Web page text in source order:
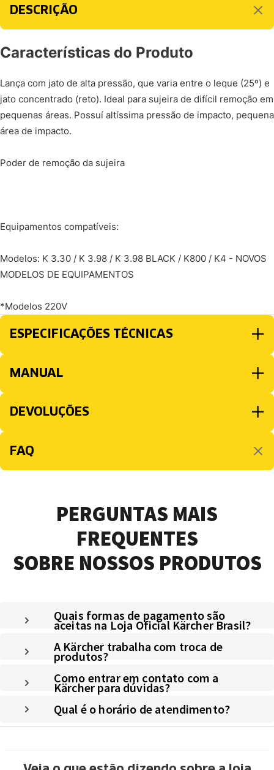
DESCRIÇÃO
Características do Produto
Lança com jato de alta pressão, que varia entre o leque (25º) e
jato concentrado (reto). Ideal para sujeira de difícil remoção em
pequenas áreas. Possuí altíssima pressão de impacto, pequena
área de impacto.
Poder de remoção da sujeira
Equipamentos compatíveis:
Modelos: K 3.30 / K 3.98 / K 3.98 BLACK / K800 / K4 - NOVOS
MODELOS DE EQUIPAMENTOS
*Modelos 220V
ESPECIFICAÇÕES TÉCNICAS
MANUAL
DEVOLUÇÕES
FAQ
PERGUNTAS MAIS
FREQUENTES
SOBRE NOSSOS PRODUTOS
Quais formas de pagamento são
aceitas na Loja Oficial Kärcher Brasil?
A Kärcher trabalha com troca de
produtos?
Como entrar em contato com a
Kärcher para dúvidas?
Qual é o horário de atendimento?